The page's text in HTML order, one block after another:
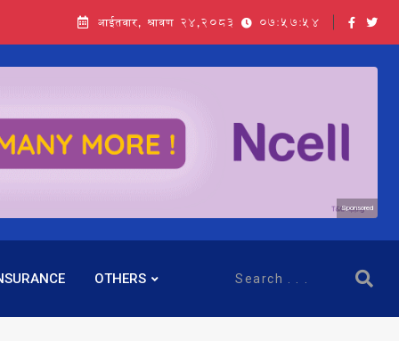
आईतवार, श्रावण २४,२०८३ 07:57:55
Sponsored
OTHERS